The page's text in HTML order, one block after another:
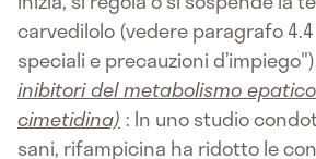
carvedilolo (vedere paragrafo
speciali e precauzioni
inibitori del metabolismo
cimetidina) : In uno studio
sani, rifampicina ha ridotto le